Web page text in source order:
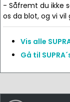
- Såfremt du ikke
os da blot, og vi
Vis alle
Gå til